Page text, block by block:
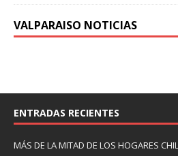
VALPARAISO NOTICIAS
ENTRADAS RECIENTES
MÁS DE LA MITAD DE LOS HOGARES